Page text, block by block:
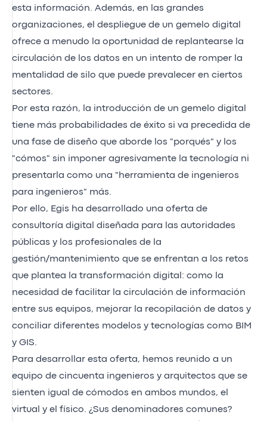
esta información. Además, en las grandes
organizaciones, el despliegue de un gemelo digital
ofrece a menudo la oportunidad de replantearse la
circulación de los datos en un intento de romper la
mentalidad de silo que puede prevalecer en ciertos
sectores.
Por esta razón, la introducción de un gemelo digital
tiene más probabilidades de éxito si va precedida de
una fase de diseño que aborde los "porqués" y los
"cómos" sin imponer agresivamente la tecnología ni
presentarla como una "herramienta de ingenieros
para ingenieros" más.
Por ello, Egis ha desarrollado una oferta de
consultoría digital diseñada para las autoridades
públicas y los profesionales de la
gestión/mantenimiento que se enfrentan a los retos
que plantea la transformación digital: como la
necesidad de facilitar la circulación de información
entre sus equipos, mejorar la recopilación de datos y
conciliar diferentes modelos y tecnologías como BIM
y GIS.
Para desarrollar esta oferta, hemos reunido a un
equipo de cincuenta ingenieros y arquitectos que se
sienten igual de cómodos en ambos mundos, el
virtual y el físico. ¿Sus denominadores comunes?